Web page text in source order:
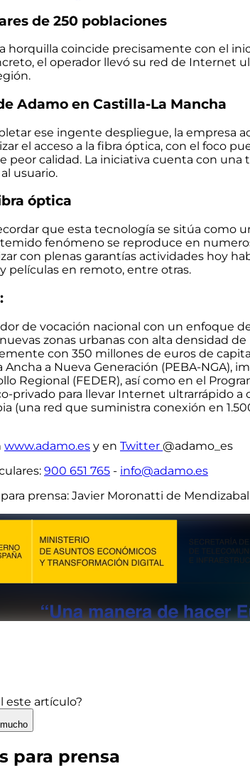
de 250 poblaciones
horquilla coincide precisamente con el
el operador llevó su red de Internet
Adamo en Castilla-La Mancha
ese ingente despliegue, la empresa
el acceso a la fibra óptica, con el foco
peor calidad. La iniciativa cuenta con
usuario.
óptica
que esta tecnología se sitúa como
fenómeno se reproduce en
con plenas garantías actividades hoy
películas en remoto, entre otras.
de vocación nacional con un enfoque
nuevas zonas urbanas con alta densidad
con 350 millones de euros de
Ancha a Nueva Generación (PEBA-
Regional (FEDER), así como en el
privado para llevar Internet ultrarrápido
(una red que suministra conexión en
www.adamo.es y en Twitter @adamo_es
: 900 651 765 - info@adamo.es
prensa: Javier Moronatti de
este artículo?
para prensa